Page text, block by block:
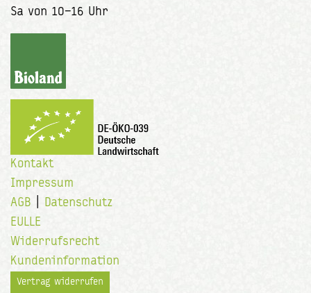
Sa von 10–16 Uhr
Kontakt
Impressum
AGB
Datenschutz
EULLE
Widerrufsrecht
Kundeninformation
Vertrag widerrufen